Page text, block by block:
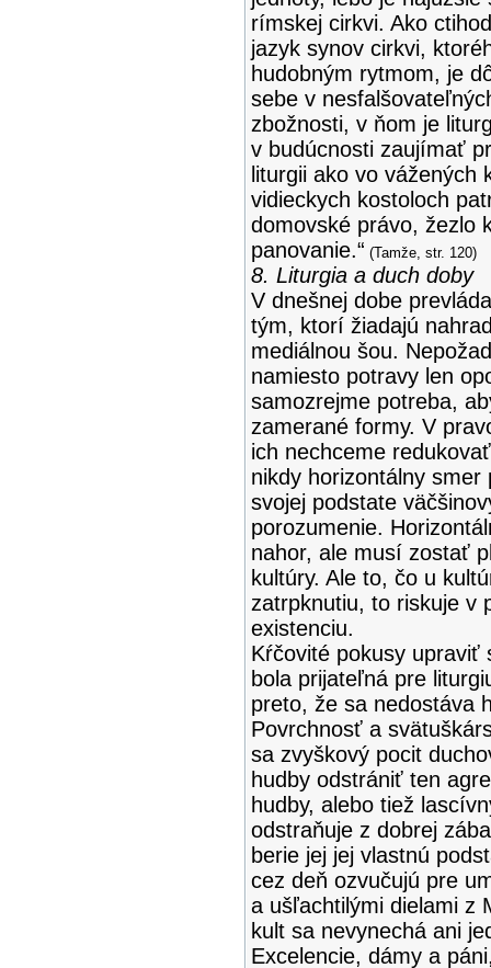
rímskej cirkvi. Ako
jazyk synov cirkvi,
hudobným rytmom, je
sebe v
zbožnosti, v ňom je
v budúcnosti zaujímať
liturgii ako vo vážených
vidieckych kostoloch
domovské právo, žezlo
panovanie.“ (Tamže, str. 120)
8. Liturgia a duch doby
V dnešnej dobe
tým, ktorí žiadajú
mediálnou šou.
namiesto potravy len
samozrejme potreba,
zamerané formy. V
ich nechceme
nikdy horizontálny
svojej podstate
porozumenie.
nahor, ale musí zostať
kultúry. Ale to, čo u
zatrpknutiu, to riskuje v
existenciu.
Kŕčovité pokusy upraviť
bola prijateľná pre
preto, že sa nedostáva
Povrchnosť a
sa zvyškový pocit
hudby odstrániť ten
hudby, alebo tiež
odstraňuje z dobrej
berie jej jej vlastnú
cez deň ozvučujú pre
a ušľachtilými dielami z
kult sa nevynechá ani
Excelencie, dámy a